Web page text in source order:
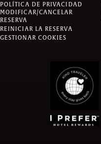
POLÍTICA DE PRIVACIDAD
MODIFICAR/CANCELAR
RESERVA
REINICIAR LA RESERVA
GESTIONAR COOKIES